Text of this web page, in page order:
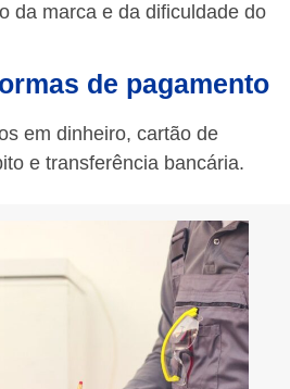
da marca e da dificuldade do
de pagamento
em dinheiro, cartão de
e transferência bancária.